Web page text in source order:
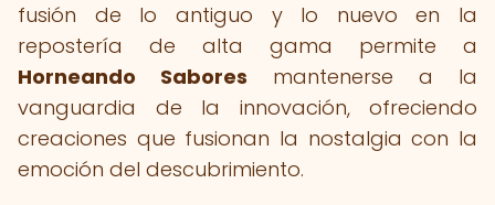
fusión de lo antiguo y lo nuevo en la
repostería de alta gama permite a
Horneando Sabores mantenerse a la
vanguardia de la innovación, ofreciendo
creaciones que fusionan la nostalgia con la
emoción del descubrimiento.